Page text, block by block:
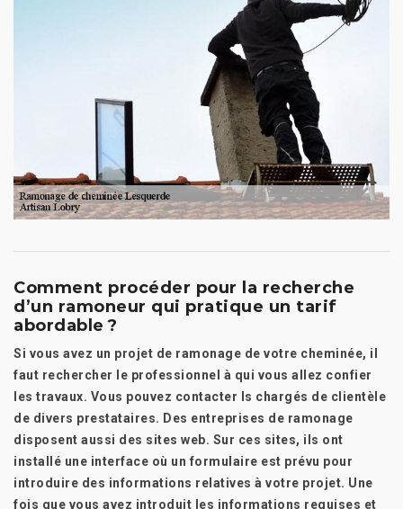
Comment procéder pour la recherche
d’un ramoneur qui pratique un tarif
abordable ?
Si vous avez un projet de ramonage de votre cheminée, il
faut rechercher le professionnel à qui vous allez confier
les travaux. Vous pouvez contacter ls chargés de clientèle
de divers prestataires. Des entreprises de ramonage
disposent aussi des sites web. Sur ces sites, ils ont
installé une interface où un formulaire est prévu pour
introduire des informations relatives à votre projet. Une
fois que vous avez introduit les informations requises et